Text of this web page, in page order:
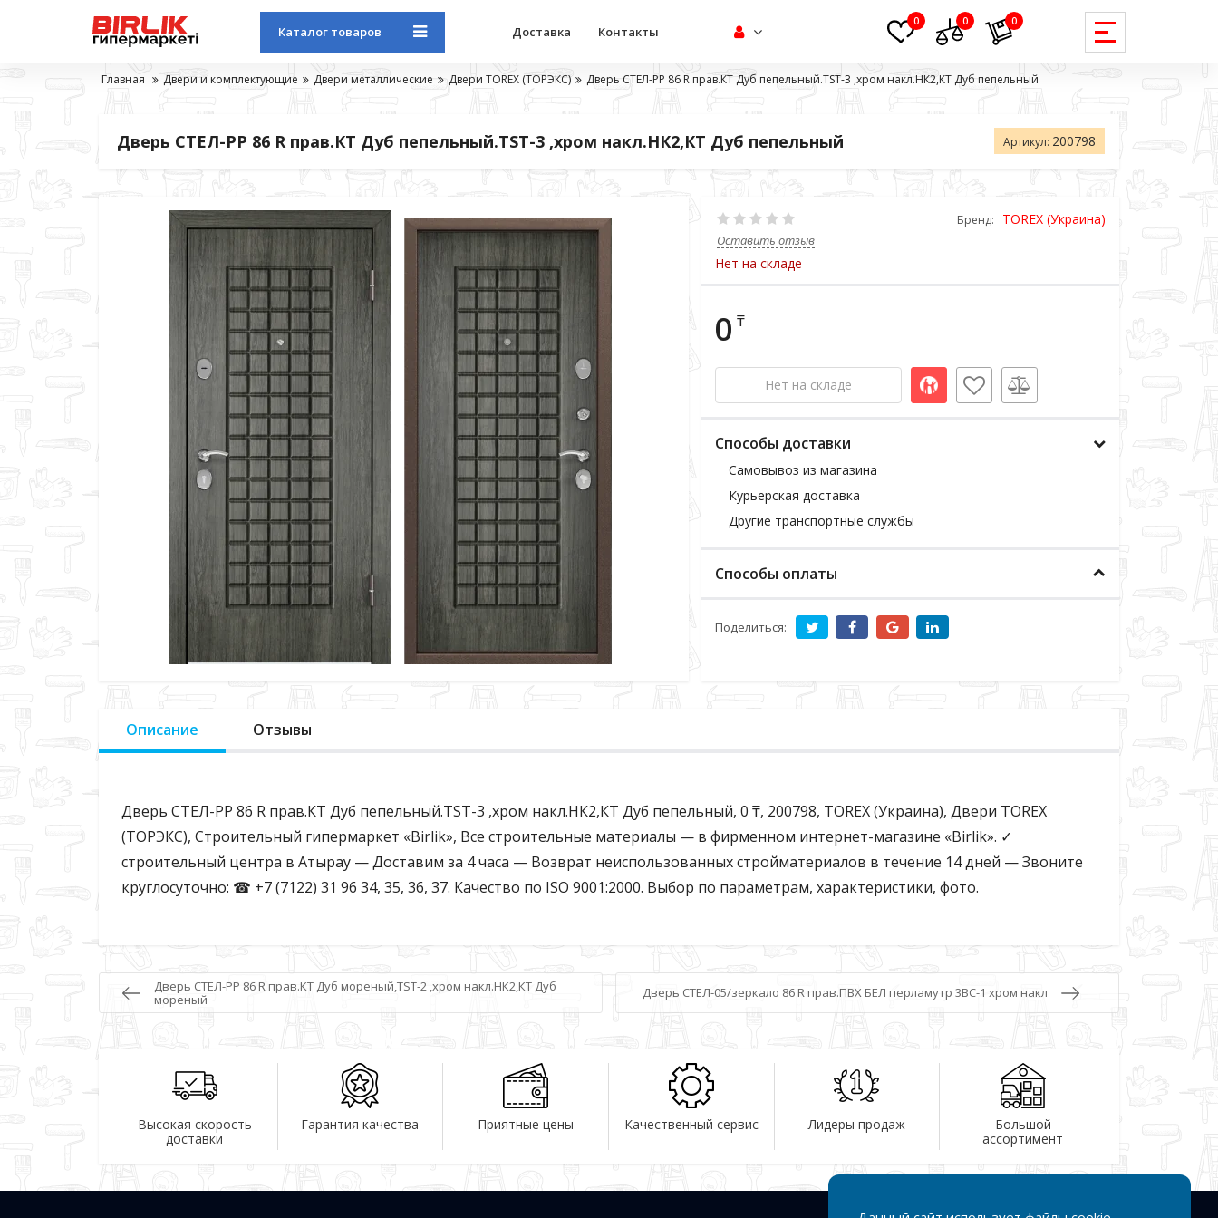
Каталог товаров Доставка Контакты
0 0 0
Главная Двери и комплектующие Двери металлические Двери TOREX (ТОРЭКС) Дверь СТЕЛ-РР 86 R прав.КТ Дуб пепельный.TST-3 ,хром накл.НК2,КТ Дуб пепельный
Дверь СТЕЛ-РР 86 R прав.КТ Дуб пепельный.TST-3 ,хром накл.НК2,КТ Дуб пепельный Артикул: 200798
Бренд: TOREX (Украина)
Оставить отзыв
Нет на складе
0 ₸
Нет на складе
Способы доставки
Самовывоз из магазина
Курьерская доставка
Другие транспортные службы
Способы оплаты
Поделиться:
Описание Отзывы
Дверь СТЕЛ-РР 86 R прав.КТ Дуб пепельный.TST-3 ,хром накл.НК2,КТ Дуб пепельный, 0 ₸, 200798, TOREX (Украина), Двери TOREX
(ТОРЭКС), Строительный гипермаркет «Birlik», Все строительные материалы — в фирменном интернет-магазине «Birlik». ✓
строительный центра в Атырау — Доставим за 4 часа — Возврат неиспользованных стройматериалов в течение 14 дней — Звоните
круглосуточно: ☎ +7 (7122) 31 96 34, 35, 36, 37. Качество по ISO 9001:2000. Выбор по параметрам, характеристики, фото.
Дверь СТЕЛ-РР 86 R прав.КТ Дуб мореный,TST-2 ,хром накл.НК2,КТ Дуб
мореный
Дверь СТЕЛ-05/зеркало 86 R прав.ПВХ БЕЛ перламутр 3ВС-1 хром накл
Высокая скорость
доставки
Гарантия качества Приятные цены Качественный сервис Лидеры продаж
Большой
ассортимент